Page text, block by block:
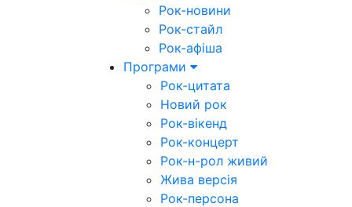
Рок-новини
Рок-стайл
Рок-афіша
Програми
Рок-цитата
Новий рок
Рок-вікенд
Рок-концерт
Рок-н-рол живий
Жива версія
Рок-персона